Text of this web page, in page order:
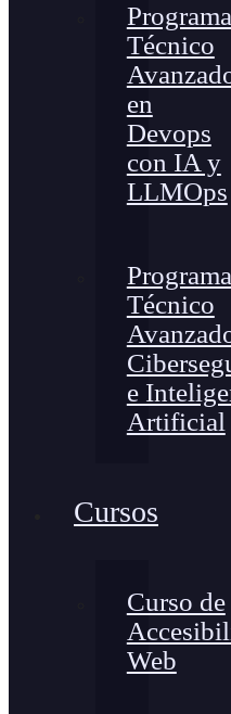
Programa
Técnico
en
Devops
con IA y
LLMOps
Programa
Técnico
e
Artificial
Cursos
Curso de
Web